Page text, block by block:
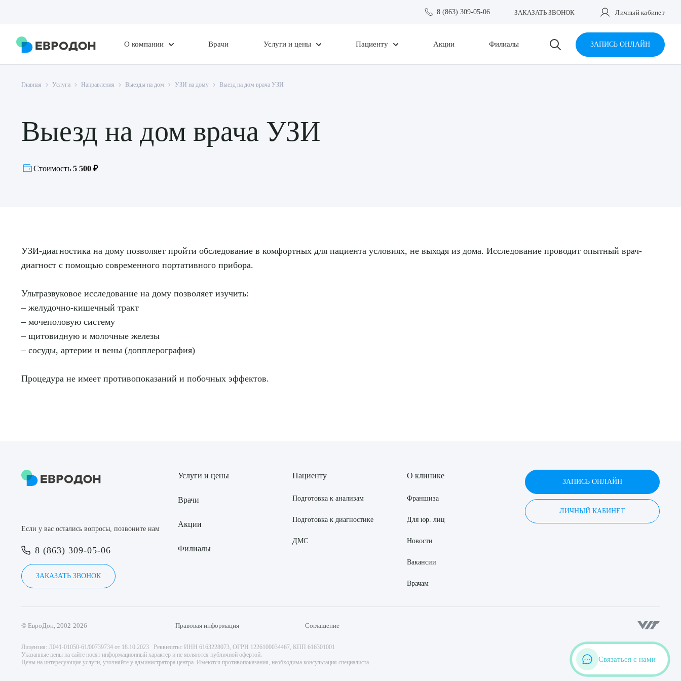
8 (863) 309-05-06 ЗАКАЗАТЬ ЗВОНОК Личный кабинет
О компании Врачи Услуги и цены Пациенту Акции Филиалы ЗАПИСЬ ОНЛАЙН
Главная Услуги Направления Выезды на дом УЗИ на дому Выезд на дом врача УЗИ
Выезд на дом врача УЗИ
Стоимость 5 500 ₽
УЗИ-диагностика на дому позволяет пройти обследование в комфортных для пациента условиях, не выходя из дома. Исследование проводит опытный врач-
диагност с помощью современного портативного прибора.
Ультразвуковое исследование на дому позволяет изучить:
– желудочно-кишечный тракт
– мочеполовую систему
– щитовидную и молочные железы
– сосуды, артерии и вены (допплерография)
Процедура не имеет противопоказаний и побочных эффектов.
Если у вас остались вопросы, позвоните нам
8 (863) 309-05-06
ЗАКАЗАТЬ ЗВОНОК
Услуги и цены
Врачи
Акции
Филиалы
Пациенту
Подготовка к анализам
Подготовка к диагностике
ДМС
О клинике
Франшиза
Для юр. лиц
Новости
Вакансии
Врачам
ЗАПИСЬ ОНЛАЙН
ЛИЧНЫЙ КАБИНЕТ
© ЕвроДон, 2002-2026 Правовая информация Соглашение
Лицензия: Л041-01050-61/00739734 от 18.10.2023 Реквизиты: ИНН 6163228073, ОГРН 1226100034467, КПП 616301001
Указанные цены на сайте носят информационный характер и не являются публичной офертой.
Цены на интересующие услуги, уточняйте у администратора центра. Имеются противопоказания, необходима консультация специалиста.
Связаться с нами